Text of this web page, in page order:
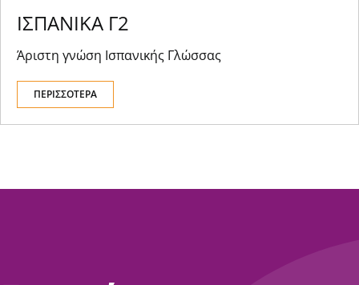
ΙΣΠΑΝΙΚΑ Γ2
Άριστη γνώση Ισπανικής Γλώσσας
ΠΕΡΙΣΣΟΤΕΡΑ